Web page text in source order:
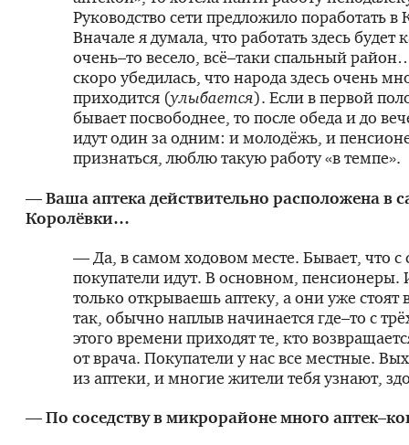
Руководство сети предложило поработать в
Вначале я думала, что работать здесь будет
очень–то весело, всё–таки спальный
скоро убедилась, что народа здесь очень
приходится (улыбается). Если в первой
бывает посвободнее, то после обеда и до
идут один за одним: и молодёжь, и
признаться, люблю такую работу «в темпе».
— Ваша аптека действительно расположена в
Королёвки…
— Да, в самом ходовом месте. Бывает, что с
покупатели идут. В основном, пенсионеры.
только открываешь аптеку, а они уже стоят
так, обычно наплыв начинается где–то с
этого времени приходят те, кто
от врача. Покупатели у нас все местные.
из аптеки, и многие жители тебя узнают,
— По соседству в микрорайоне много